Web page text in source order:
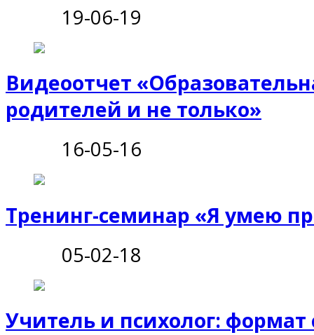
19-06-19
Видеоотчет
родителей и не только»
16-05-16
Тренинг-семинар «Я умею
05-02-18
Учитель и психолог: формат